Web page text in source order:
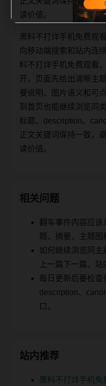
读价值。
黑料不打烊手机免费观
向移动端搜索和站内连
料不打烊手机免费观看
开。页面先给出清晰主
要说明、图片语义和可
到首页也能继续浏览同
标题、description、
正文关键词保持一致，
读价值。
相关问题
翻车事件内容应该
题、摘要、主题图
如何继续浏览同主
上一篇下一篇、站
每日更新后要检查
description、
口。
站内推荐
黑料不打烊手机免